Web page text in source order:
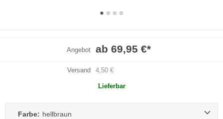
Angebot ab 69,95 €*
Versand 4,50 €
Lieferbar
Farbe: hellbraun